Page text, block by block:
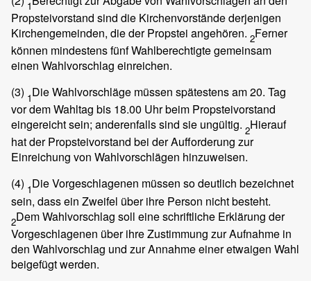
1
Propsteivorstand sind die Kirchenvorstände derjenigen
Kirchengemeinden, die der Propstei angehören. 2Ferner
können mindestens fünf Wahlberechtigte gemeinsam
einen Wahlvorschlag einreichen.
(3) 1Die Wahlvorschläge müssen spätestens am 20. Tag
vor dem Wahltag bis 18.00 Uhr beim Propsteivorstand
eingereicht sein; anderenfalls sind sie ungültig. 2Hierauf
hat der Propsteivorstand bei der Aufforderung zur
Einreichung von Wahlvorschlägen hinzuweisen.
(4) 1Die Vorgeschlagenen müssen so deutlich bezeichnet
sein, dass ein Zweifel über ihre Person nicht besteht.
2Dem Wahlvorschlag soll eine schriftliche Erklärung der
Vorgeschlagenen über ihre Zustimmung zur Aufnahme in
den Wahlvorschlag und zur Annahme einer etwaigen Wahl
beigefügt werden.